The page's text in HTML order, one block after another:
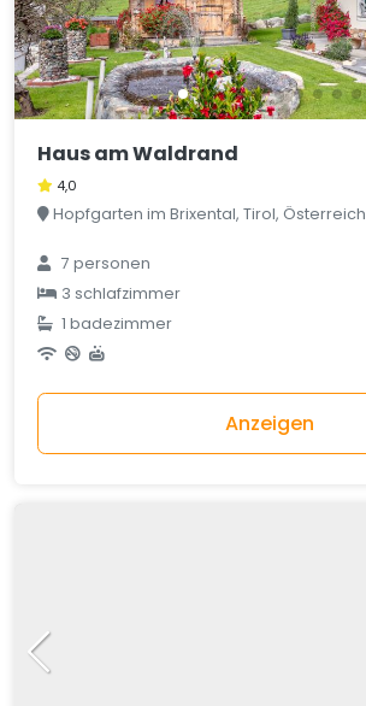
Haus am Waldrand
4,0
Hopfgarten im Brixental, Tirol, Österreich
7 personen
3 schlafzimmer
1 badezimmer
Anzeigen